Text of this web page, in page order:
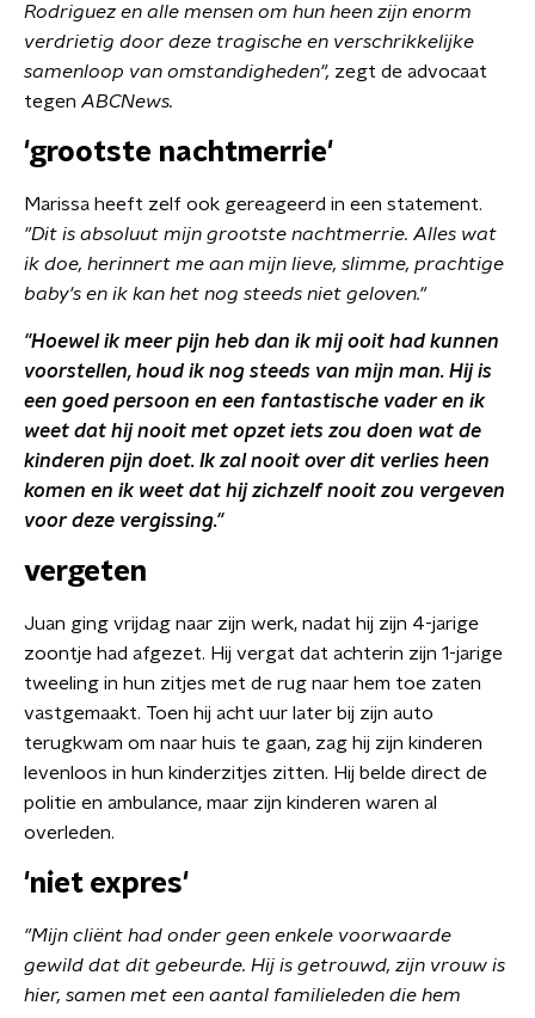
Rodriguez en alle mensen om hun heen zijn enorm
verdrietig door deze tragische en verschrikkelijke
samenloop van omstandigheden", zegt de advocaat
tegen ABCNews.
'grootste nachtmerrie'
Marissa heeft zelf ook gereageerd in een statement.
"Dit is absoluut mijn grootste nachtmerrie. Alles wat
ik doe, herinnert me aan mijn lieve, slimme, prachtige
baby's en ik kan het nog steeds niet geloven."
"Hoewel ik meer pijn heb dan ik mij ooit had kunnen
voorstellen, houd ik nog steeds van mijn man. Hij is
een goed persoon en een fantastische vader en ik
weet dat hij nooit met opzet iets zou doen wat de
kinderen pijn doet. Ik zal nooit over dit verlies heen
komen en ik weet dat hij zichzelf nooit zou vergeven
voor deze vergissing."
vergeten
Juan ging vrijdag naar zijn werk, nadat hij zijn 4-jarige
zoontje had afgezet. Hij vergat dat achterin zijn 1-jarige
tweeling in hun zitjes met de rug naar hem toe zaten
vastgemaakt. Toen hij acht uur later bij zijn auto
terugkwam om naar huis te gaan, zag hij zijn kinderen
levenloos in hun kinderzitjes zitten. Hij belde direct de
politie en ambulance, maar zijn kinderen waren al
overleden.
'niet expres'
"Mijn cliënt had onder geen enkele voorwaarde
gewild dat dit gebeurde. Hij is getrouwd, zijn vrouw is
hier, samen met een aantal familieleden die hem